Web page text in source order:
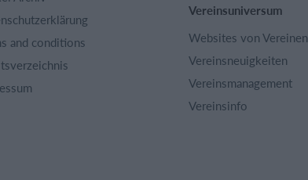
and conditions
Vereinsuniversum
Websites von Vereinen
Vereinsneuigkeiten
Vereinsmanagement
Vereinsinfo